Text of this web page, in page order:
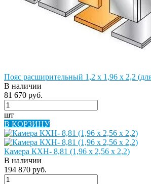
Пояс расширительный 1,2 х 1,96 х 2,2
В наличии
81 670 руб.
шт
В КОРЗИНУ
Камера КХН- 8,81 (1,96 х 2,56 х 2,2)
В наличии
194 870 руб.